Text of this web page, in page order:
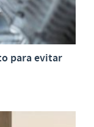
para evitar